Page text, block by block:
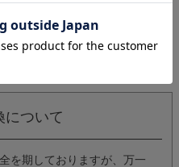
について
を期しておりますが、万一